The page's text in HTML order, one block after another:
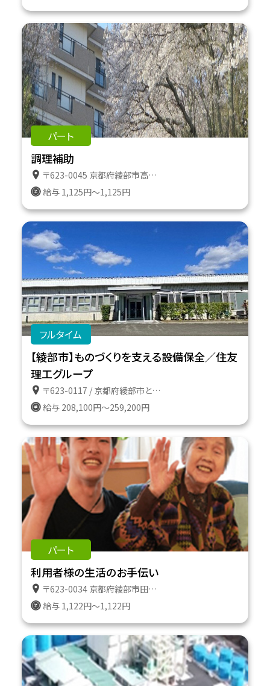
パート
調理補助
〒623-0045 京都府綾部市高津町遠所１番地６１１
給与 1,125円～1,125円
フルタイム
【綾部市】ものづくりを支える設備保全／住友
理工グループ
〒623-0117 / 京都府綾部市とよさか町１番地
給与 208,100円～259,200円
パート
利用者様の生活のお手伝い
〒623-0034 京都府綾部市田野町２番地１８３ 特定施設ケアハウスたのやま
給与 1,122円～1,122円